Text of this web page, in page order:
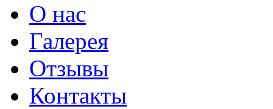
О нас
Галерея
Отзывы
Контакты